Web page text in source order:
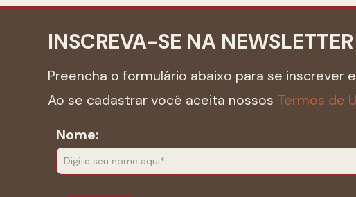
INSCREVA-SE NA NEWSLETTER
Preencha o formulário abaixo para se
Ao se cadastrar você aceita nossos Termos de
Nome: